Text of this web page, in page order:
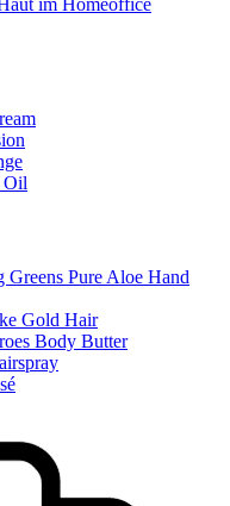
Oil
Pure Aloe Hand
Gold Hair
Body Butter